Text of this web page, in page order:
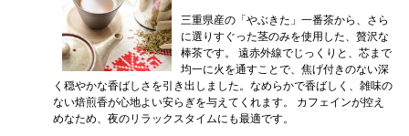
三重県産の「やぶきた」一番茶から、さら
に選りすぐった茎のみを使用した、贅沢な
棒茶です。 遠赤外線でじっくりと、芯まで
均一に火を通すことで、焦げ付きのない深
く穏やかな香ばしさを引き出しました。なめらかで香ばしく、雑味の
ない焙煎香が心地よい安らぎを与えてくれます。 カフェインが控え
めなため、夜のリラックスタイムにも最適です。